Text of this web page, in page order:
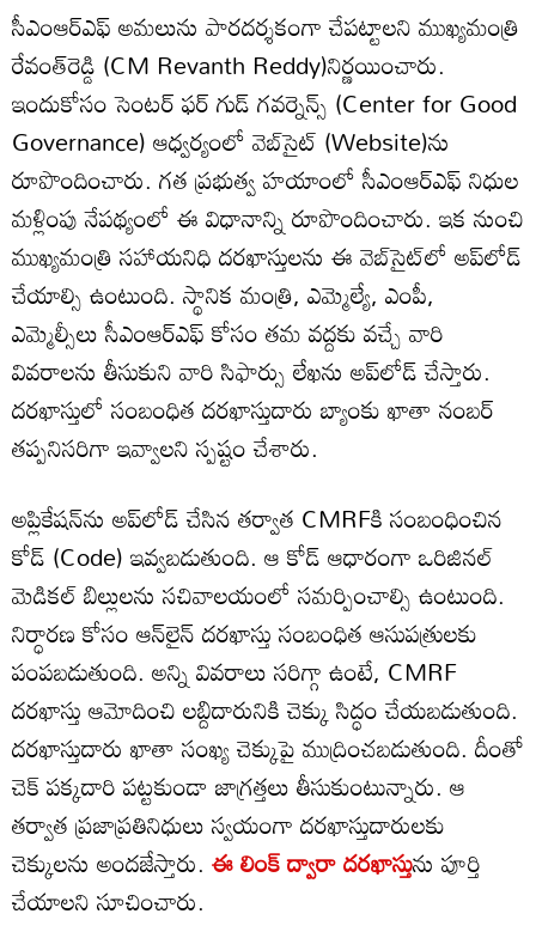
సీఎంఆర్‌ఎఫ్‌ అమలును పారదర్శకంగా చేపట్టాలని ముఖ్యమంత్రి
రేవంత్‌రెడ్డి (CM Revanth Reddy)నిర్ణయించారు.
ఇందుకోసం సెంటర్ ఫర్ గుడ్ గవర్నెన్స్ (Center for Good
Governance) ఆధ్వర్యంలో వెబ్‌సైట్‌ (Website)ను
రూపొందించారు. గత ప్రభుత్వ హయాంలో సీఎంఆర్‌ఎఫ్ నిధుల
మళ్లింపు నేపథ్యంలో ఈ విధానాన్ని రూపొందించారు. ఇక నుంచి
ముఖ్యమంత్రి సహాయనిధి దరఖాస్తులను ఈ వెబ్‌సైట్‌లో అప్‌లోడ్
చేయాల్సి ఉంటుంది. స్థానిక మంత్రి, ఎమ్మెల్యే, ఎంపీ,
ఎమ్మెల్సీలు సీఎంఆర్‌ఎఫ్ కోసం తమ వద్దకు వచ్చే వారి
వివరాలను తీసుకుని వారి సిఫార్సు లేఖను అప్‌లోడ్ చేస్తారు.
దరఖాస్తులో సంబంధిత దరఖాస్తుదారు బ్యాంకు ఖాతా నంబర్
తప్పనిసరిగా ఇవ్వాలని స్పష్టం చేశారు.
అప్లికేషన్‌ను అప్‌లోడ్ చేసిన తర్వాత CMRFకి సంబంధించిన
కోడ్ (Code) ఇవ్వబడుతుంది. ఆ కోడ్ ఆధారంగా ఒరిజినల్
మెడికల్ బిల్లులను సచివాలయంలో సమర్పించాల్సి ఉంటుంది.
నిర్ధారణ కోసం ఆన్‌లైన్ దరఖాస్తు సంబంధిత ఆసుపత్రులకు
పంపబడుతుంది. అన్ని వివరాలు సరిగ్గా ఉంటే, CMRF
దరఖాస్తు ఆమోదించి లబ్దిదారునికి చెక్కు సిద్ధం చేయబడుతుంది.
దరఖాస్తుదారు ఖాతా సంఖ్య చెక్కుపై ముద్రించబడుతుంది. దీంతో
చెక్ పక్కదారి పట్టకుండా జాగ్రత్తలు తీసుకుంటున్నారు. ఆ
తర్వాత ప్రజాప్రతినిధులు స్వయంగా దరఖాస్తుదారులకు
చెక్కులను అందజేస్తారు. ఈ లింక్‌ ద్వారా దరఖాస్తును పూర్తి
చేయాలని సూచించారు.